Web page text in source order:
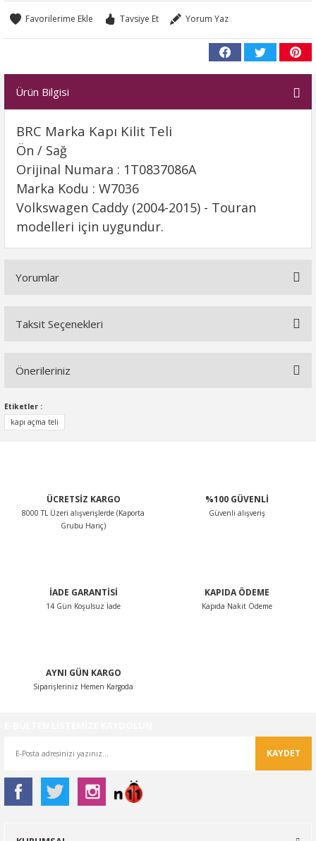
Tavsiye Et Yorum Yaz
Ürün Bilgisi
BRC Marka Kapı Kilit Teli
Ön / Sağ
Orijinal Numara : 1T0837086A
Marka Kodu : W7036
Volkswagen Caddy (2004-2015) - Touran
modelleri için uygundur.
Yorumlar
Taksit Seçenekleri
Önerileriniz
Bu ürünün fiyat bilgisi, resim, ürün açıklamalarında ve diğer
konularda yetersiz gördüğünüz noktaları öneri formunu
kullanarak tarafımıza iletebilirsiniz.
Ürün açıklamasında eksik bilgiler bulunuyor.
Ürün bilgilerinde hatalar bulunuyor.
Etiketler :
kapı açma teli
ÜCRETSİZ KARGO
8000 TL Üzeri alışverişlerde (Kaporta
Grubu Hariç)
%100 GÜVENLİ
Güvenli alışveriş
İADE GARANTİSİ
14 Gün Koşulsuz İade
KAPIDA ÖDEME
Kapıda Nakit Ödeme
AYNI GÜN KARGO
Siparişleriniz Hemen Kargoda
KAYDET